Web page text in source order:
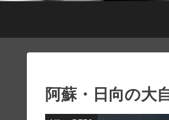
阿蘇・日向の大